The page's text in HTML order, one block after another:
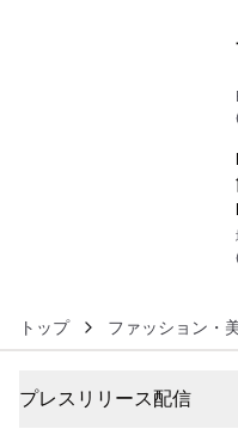
トップ ファッション・
プレスリリース配信